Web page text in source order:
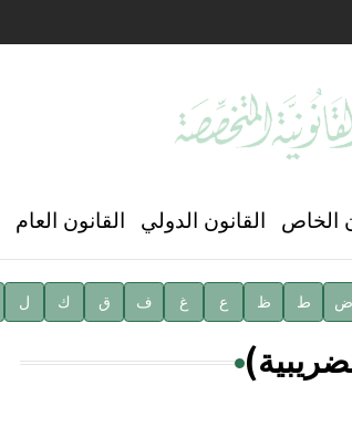
الخاص القانون الدولي القانون العام
ض ط ظ ع غ ف ق ك ل